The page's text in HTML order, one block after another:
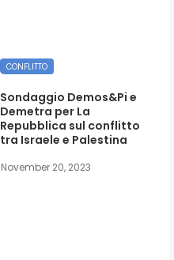
CONFLITTO
Sondaggio Demos&Pi e
Demetra per La
Repubblica sul conflitto
tra Israele e Palestina
November 20, 2023